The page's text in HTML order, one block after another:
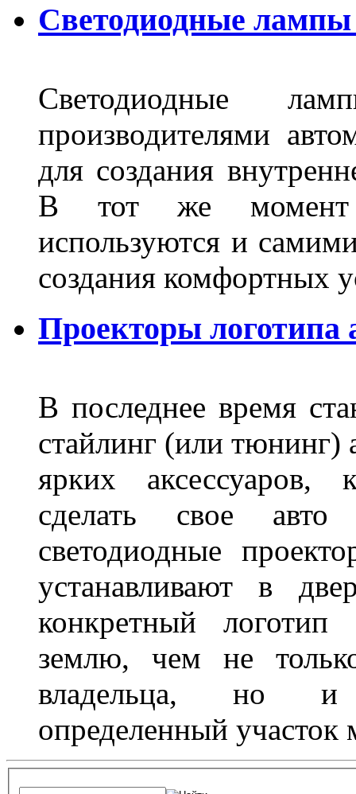
Светодиодные
Светодиодные
производителями
для создания
В тот же момент
используются и
создания комфортных
Проекторы логотипа
В последнее время
стайлинг (или тюнинг)
ярких аксессуаров,
сделать свое
светодиодные
устанавливают в
конкретный логотип
землю, чем не
владельца, но и
определенный участок